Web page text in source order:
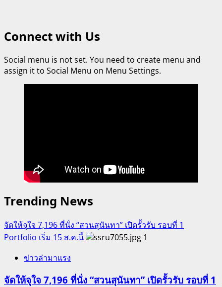
กีฬา”ม.กรุงเทพ
รวม
พลัง
Connect with Us
Social menu is not set. You need to create menu and
assign it to Social Menu on Menu Settings.
Trending News
จัดให้จุใจ 7,196 ที่นั่ง “สวนสุนันทา” เปิดรั้วรับ รอบที่ 1
Portfolio เริ่ม 15 ส.ค.นี้
1
ข่าวล่ามาแรง
จัดให้จุใจ 7,196 ที่นั่ง “สวนสุนันทา” เปิดรั้วรับ รอบที่ 1